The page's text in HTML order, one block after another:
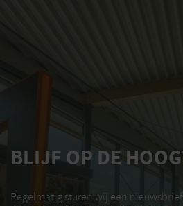
BLIJF OP DE
Regelmatig sturen wij een